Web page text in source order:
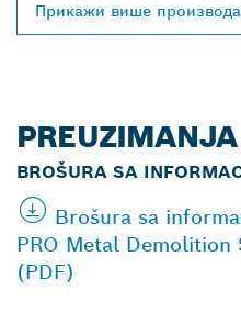
Прикажи више производа
PREUZIMANJA
BROŠURA SA
Brošura sa
PRO Metal Demolition
(PDF)